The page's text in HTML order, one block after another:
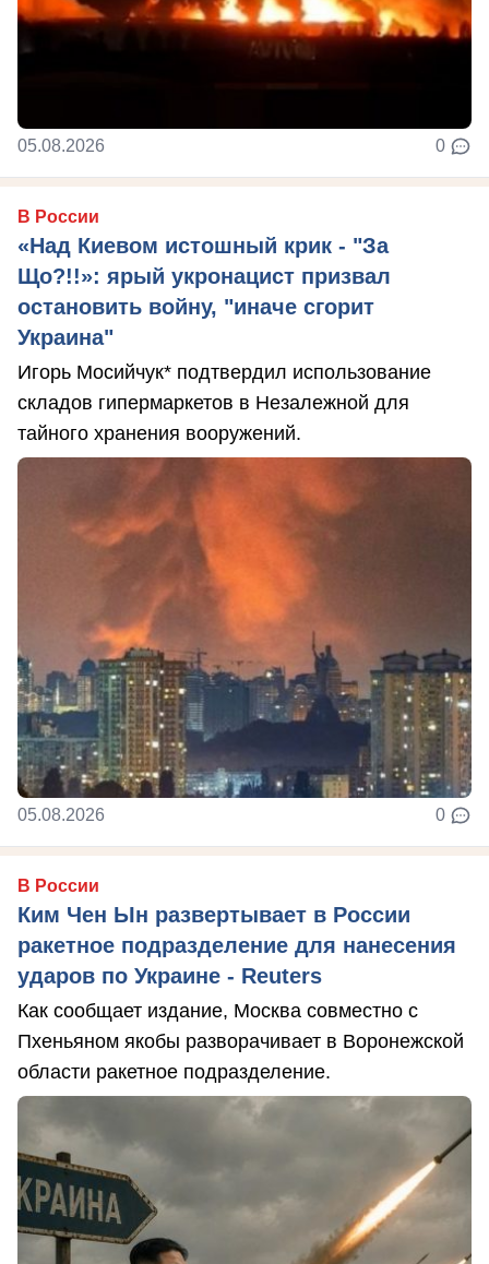
05.08.2026 0
В России
«Над Киевом истошный крик - "За
Що?!!»: ярый укронацист призвал
остановить войну, "иначе сгорит
Украина"
Игорь Мосийчук* подтвердил использование
складов гипермаркетов в Незалежной для
тайного хранения вооружений.
05.08.2026 0
В России
Ким Чен Ын развертывает в России
ракетное подразделение для нанесения
ударов по Украине - Reuters
Как сообщает издание, Москва совместно с
Пхеньяном якобы разворачивает в Воронежской
области ракетное подразделение.